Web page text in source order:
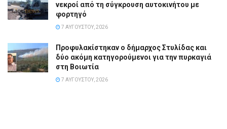
νεκροί από τη σύγκρουση αυτοκινήτου με
φορτηγό
7 ΑΥΓΟΎΣΤΟΥ, 2026
Προφυλακίστηκαν ο δήμαρχος Στυλίδας και
δύο ακόμη κατηγορούμενοι για την πυρκαγιά
στη Βοιωτία
7 ΑΥΓΟΎΣΤΟΥ, 2026